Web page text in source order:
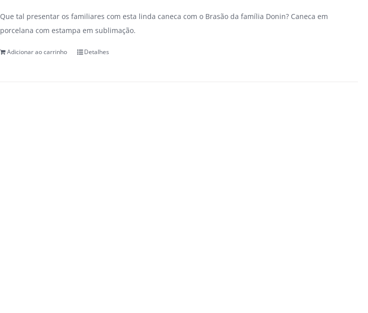
Que tal presentar os familiares com esta linda caneca com o Brasão da família Donin? Caneca em
porcelana com estampa em sublimação.
Adicionar ao carrinho Detalhes